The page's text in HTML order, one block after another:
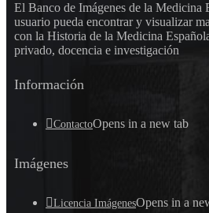
El Banco de Imágenes de la Medicina
usuario pueda encontrar y visualizar
con la Historia de la Medicina
privado, docencia e investigación
Información
ContactoOpens in a new tab
Imágenes
Licencia ImágenesOpens in a